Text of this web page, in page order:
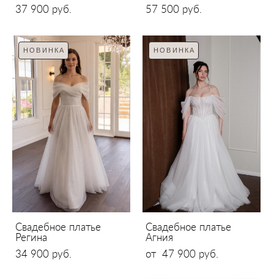
37 900 pуб.
57 500 pуб.
НОВИНКА
Свадебное платье
Регина
34 900 pуб.
НОВИНКА
Свадебное платье
Агния
от 47 900 pуб.